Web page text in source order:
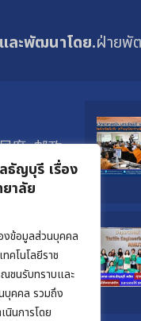
ธัญบุรี เรื่อง
าลัย
งข้อมูลส่วนบุคคล
คโนโลยีราช
ชนรับทราบและ
บุคคล รวมถึง
นการโดย
ละพัฒนาโดย.ฝ่ายพั
府 邮政